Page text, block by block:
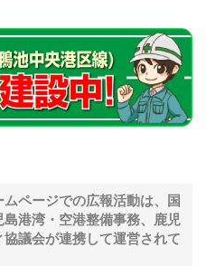
ページでの広報活動は、国
港湾・空港整備事務、鹿児
議会が連携して運営されて